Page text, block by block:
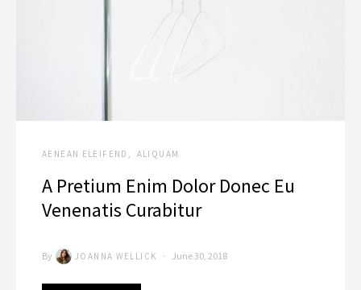
AENEAN ELEIFEND ALIQUAM
A Pretium Enim Dolor Donec Eu
Venenatis Curabitur
By JOANNA WELLICK June 30, 2018